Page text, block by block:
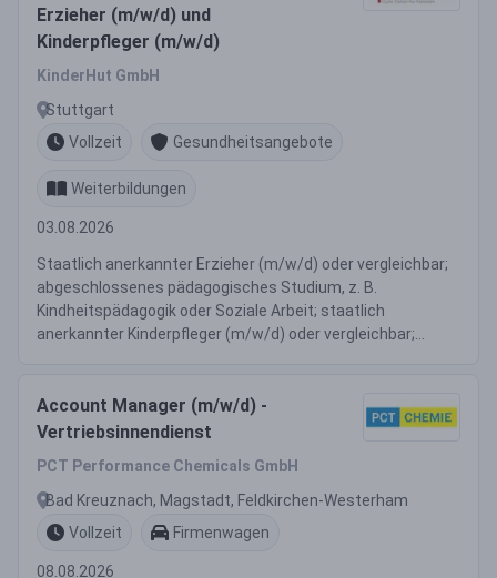
Erzieher (m/w/d) und
Kinderpfleger (m/w/d)
KinderHut GmbH
Stuttgart
Vollzeit
Gesundheitsangebote
Weiterbildungen
03.08.2026
Staatlich anerkannter Erzieher (m/w/d) oder vergleichbar;
abgeschlossenes pädagogisches Studium, z. B.
Kindheitspädagogik oder Soziale Arbeit; staatlich
anerkannter Kinderpfleger (m/w/d) oder vergleichbar;...
Account Manager (m/w/d) -
Vertriebsinnendienst
PCT Performance Chemicals GmbH
Bad Kreuznach, Magstadt, Feldkirchen-Westerham
Vollzeit
Firmenwagen
08.08.2026